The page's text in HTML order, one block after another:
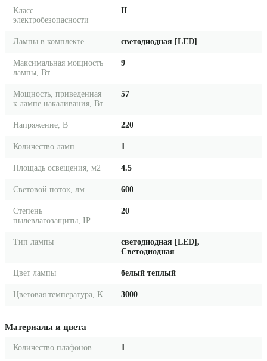
Класс
электробезопасности
II
Лампы в комплекте светодиодная [LED]
Максимальная мощность
лампы, Вт
9
Мощность, приведенная
к лампе накаливания, Вт
57
Напряжение, В 220
Количество ламп 1
Площадь освещения, м2 4.5
Световой поток, лм 600
Степень
пылевлагозащиты, IP
20
Тип лампы
светодиодная [LED],
Светодиодная
Цвет лампы белый теплый
Цветовая температура, K 3000
Материалы и цвета
Количество плафонов 1